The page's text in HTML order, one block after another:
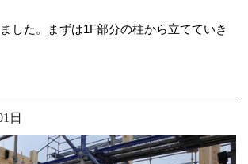
した。まずは1F部分の柱から立てていき
日